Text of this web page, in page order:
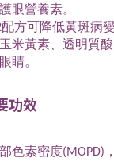
眼營養素。
方可降低黃斑病
米黃素、透明質酸
睛。
功效
色素密度(MOPD)